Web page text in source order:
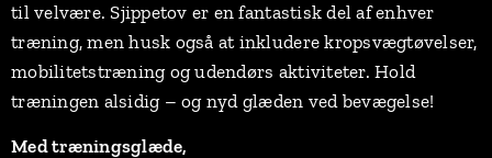
til velvære. Sjippetov er en fantastisk del af enhver
træning, men husk også at inkludere kropsvægtøvelser,
mobilitetstræning og udendørs aktiviteter. Hold
træningen alsidig – og nyd glæden ved bevægelse!
Med træningsglæde,